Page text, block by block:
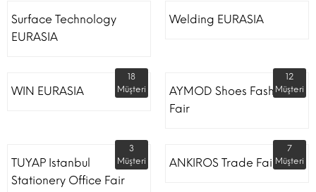
Surface Technology
EURASIA
Welding EURASIA
WIN EURASIA
18
Müşteri
AYMOD Shoes Fashion
Fair
12
Müşteri
TUYAP Istanbul
Stationery Office Fair
3
Müşteri
ANKIROS Trade Fairs
7
Müşteri